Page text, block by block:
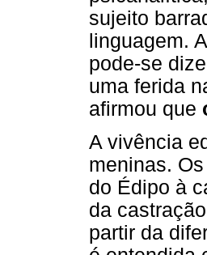
sujeito
linguagem.
pode-se
uma ferida
afirmou que
A vivência
meninas.
do Édipo à
da
partir da